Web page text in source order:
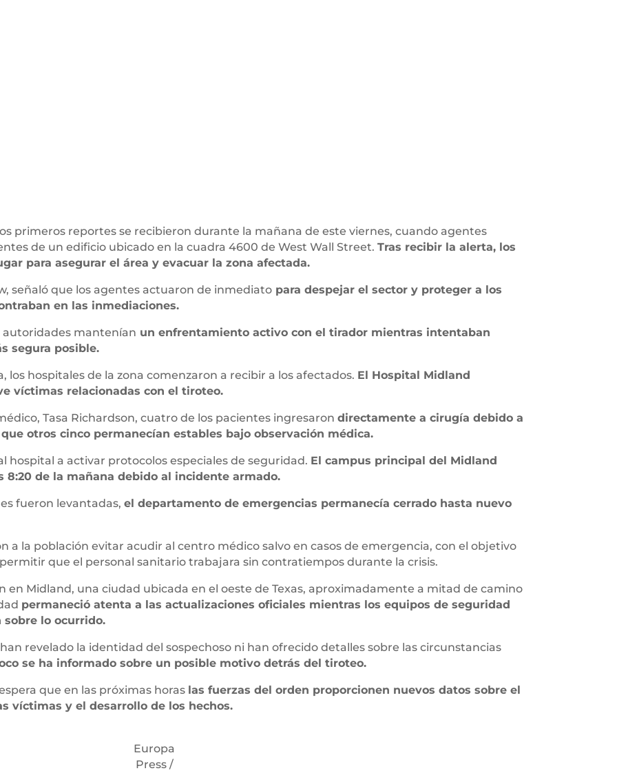
primeros reportes se recibieron durante la mañana de este viernes, cuando agentes
de un edificio ubicado en la cuadra 4600 de West Wall Street.Tras recibir la alerta, los
para asegurar el área y evacuar la zona afectada.
señaló que los agentes actuaron de inmediato para despejar el sector y proteger a los
en las inmediaciones.
autoridades mantenían un enfrentamiento activo con el tirador mientras intentaban
segura posible.
los hospitales de la zona comenzaron a recibir a los afectados. El Hospital Midland
víctimas relacionadas con el tiroteo.
Tasa Richardson, cuatro de los pacientes ingresarondirectamente a cirugía debido a
otros cinco permanecían estables bajo observación médica.
hospital a activar protocolos especiales de seguridad. El campus principal del Midland
8:20 de la mañana debido al incidente armado.
fueron levantadas,el departamento de emergencias permanecía cerrado hasta nuevo
a la población evitar acudir al centro médico salvo en casos de emergencia, con el objetivo
que el personal sanitario trabajara sin contratiempos durante la crisis.
Midland, una ciudad ubicada en el oeste de Texas, aproximadamente a mitad de camino
permaneció atenta a las actualizaciones oficiales mientras los equipos de seguridad
lo ocurrido.
revelado la identidad del sospechoso ni han ofrecido detalles sobre las circunstancias
se ha informado sobre un posible motivo detrás del tiroteo.
que en las próximas horas las fuerzas del orden proporcionen nuevos datos sobre el
víctimas y el desarrollo de los hechos.
Europa
Press /